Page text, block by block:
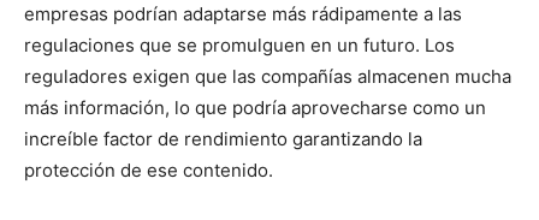
empresas podrían adaptarse más rádipamente a las
regulaciones que se promulguen en un futuro. Los
reguladores exigen que las compañías almacenen mucha
más información, lo que podría aprovecharse como un
increíble factor de rendimiento garantizando la
protección de ese contenido.